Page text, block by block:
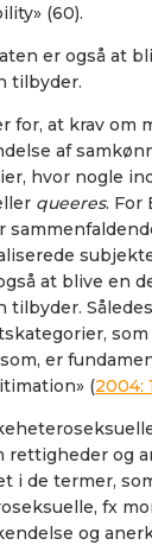
(60).
er også at
tilbyder.
for, at krav om
af
hvor nogle
queeres. For
at blive en
tilbyder.
er
(2004:
rettigheder og
i de termer,
fx
og